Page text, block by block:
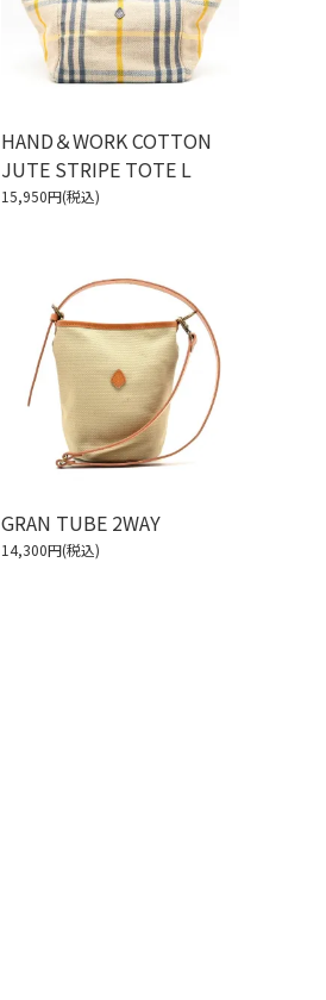
HAND＆WORK COTTON
JUTE STRIPE TOTE L
15,950円(税込)
GRAN TUBE 2WAY
14,300円(税込)